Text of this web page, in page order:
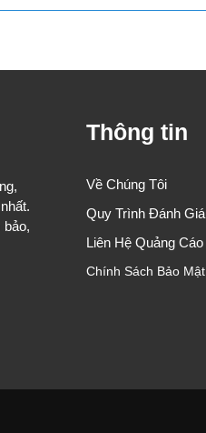
Thông tin
Về Chúng Tôi
Quy Trình Đánh Giá
Liên Hệ Quảng Cáo
Chính Sách Bảo Mật